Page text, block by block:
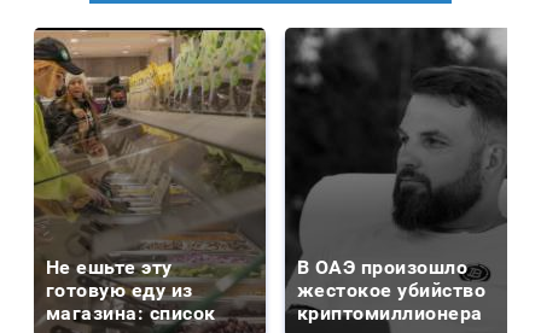
Не ешьте эту
готовую еду из
магазина: список
В ОАЭ произошло
жестокое убийство
криптомиллионера